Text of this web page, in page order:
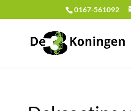
0167-561092